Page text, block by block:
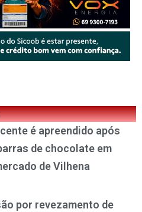
é apreendido após
de chocolate em
de Vilhena
por revezamento de